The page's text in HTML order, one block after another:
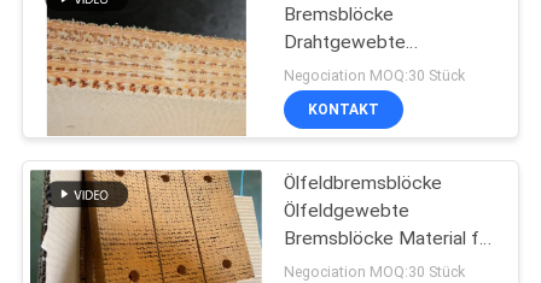
Bremsblöcke
Drahtgewebte
Bremsblöcke für
Ölbrunnen
Negociation MOQ:30 Stück
KONTAKT
Ölfeldbremsblöcke
Ölfeldgewebte
Bremsblöcke Material für
Pile Driver Bohrgerät
Negociation MOQ:30 Stück